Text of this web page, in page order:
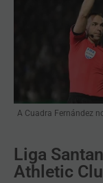
A Cuadra Fernández
Liga
Athletic